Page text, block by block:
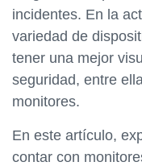
incidentes. En la
variedad de
tener una mejor
seguridad, entre
monitores.
En este artículo,
contar con